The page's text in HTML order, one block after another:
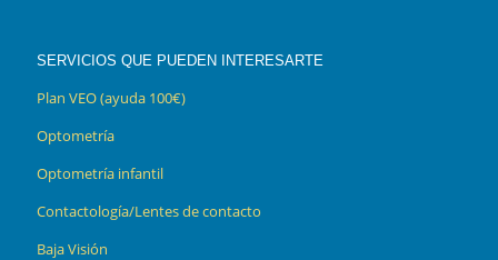
SERVICIOS QUE PUEDEN INTERESARTE
Plan VEO (ayuda 100€)
Optometría
Optometría infantil
Contactología/Lentes de contacto
Baja Visión